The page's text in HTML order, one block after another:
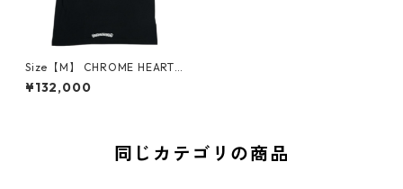
Size【M】 CHROME HEARTS
クロム・ハーツ SS POCKET T
EE MULTICOLOR/BLACK Tシ
¥132,000
同じカテゴリの商品